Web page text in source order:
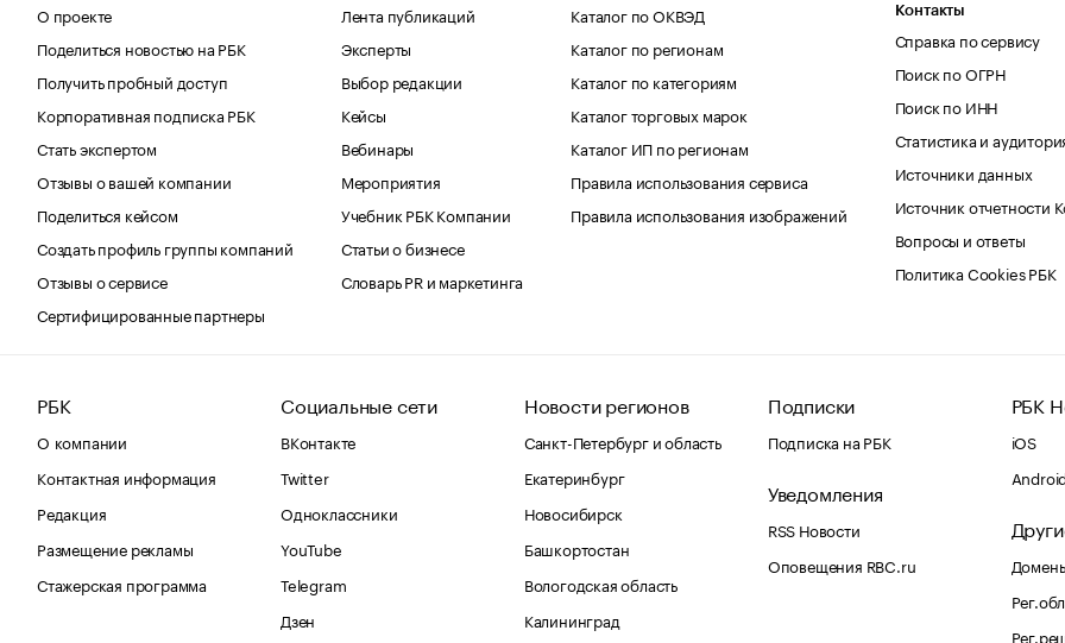
О проекте
Поделиться новостью на РБК
Получить пробный доступ
Корпоративная подписка РБК
Стать экспертом
Отзывы о вашей компании
Поделиться кейсом
Создать профиль группы компаний
Отзывы о сервисе
Сертифицированные партнеры
Лента публикаций
Эксперты
Выбор редакции
Кейсы
Вебинары
Мероприятия
Учебник РБК Компании
Статьи о бизнесе
Словарь PR и маркетинга
Каталог по ОКВЭД
Каталог по регионам
Каталог по категориям
Каталог торговых марок
Каталог ИП по регионам
Правила использования сервиса
Правила использования изображений
Контакты
Справка по сервису
Поиск по ОГРН
Поиск по ИНН
Статистика и
Источники данных
Источник отчетности
Вопросы и ответы
Политика Cookies РБК
РБК
О компании
Контактная информация
Редакция
Размещение рекламы
Стажерская программа
Социальные сети
ВКонтакте
Twitter
Одноклассники
YouTube
Telegram
Дзен
Новости регионов
Санкт-Петербург и область
Екатеринбург
Новосибирск
Башкортостан
Вологодская область
Калининград
Подписки
Подписка на РБК
Уведомления
RSS Новости
Оповещения RBC.ru
РБК
iOS